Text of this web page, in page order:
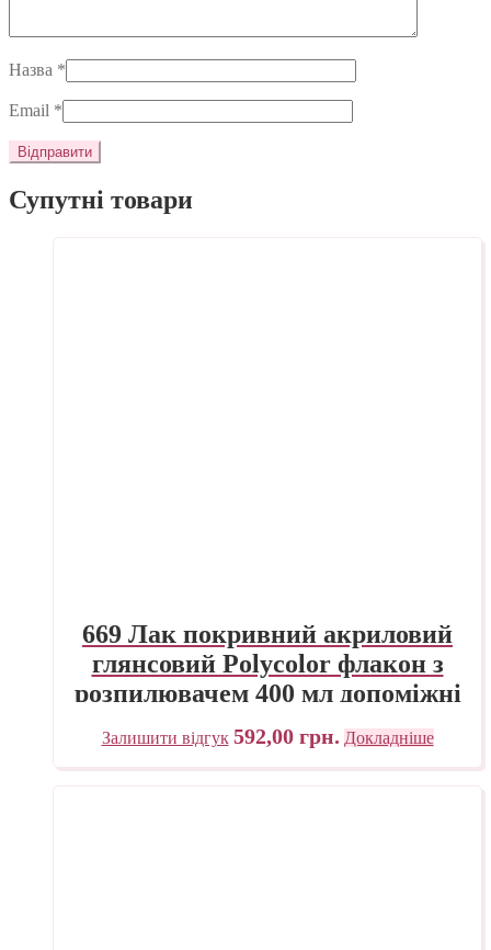
Назва *
Email *
Супутні товари
669 Лак покривний акриловий
глянсовий Polycolor флакон з
розпилювачем 400 мл допоміжні
матеріали універсальні Maimeri
Італія
Залишити відгук 592,00 грн. Докладніше